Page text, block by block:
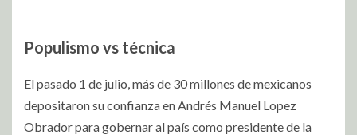
Populismo vs técnica
El pasado 1 de julio, más de 30 millones de mexicanos
depositaron su confianza en Andrés Manuel Lopez
Obrador para gobernar al país como presidente de la